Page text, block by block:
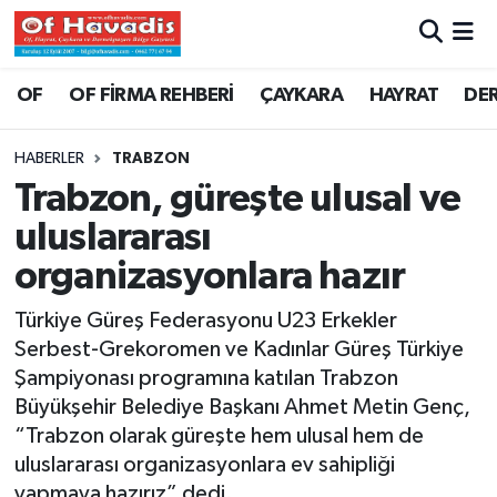
OF OF FİRMA REHBERİ ÇAYKARA HAYRAT
HABERLER TRABZON
Trabzon, güreşte ulusal ve
uluslararası
organizasyonlara hazır
Türkiye Güreş Federasyonu U23 Erkekler
Serbest-Grekoromen ve Kadınlar Güreş Türkiye
Şampiyonası programına katılan Trabzon
Büyükşehir Belediye Başkanı Ahmet Metin Genç,
“Trabzon olarak güreşte hem ulusal hem de
uluslararası organizasyonlara ev sahipliği
Trabzon Nöbetçi Eczaneler
Trabzon Namaz Vakitleri
Trabzon Trafik Yoğunluk Haritası
Süper Lig Puan Durumu ve Fikstür
Tüm Manşetler
Son Dakika Haberleri
Haber Arşivi